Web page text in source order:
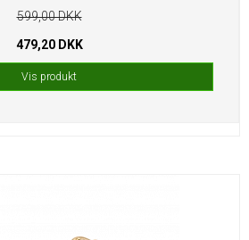
599,00 DKK
479,20 DKK
Vis produkt